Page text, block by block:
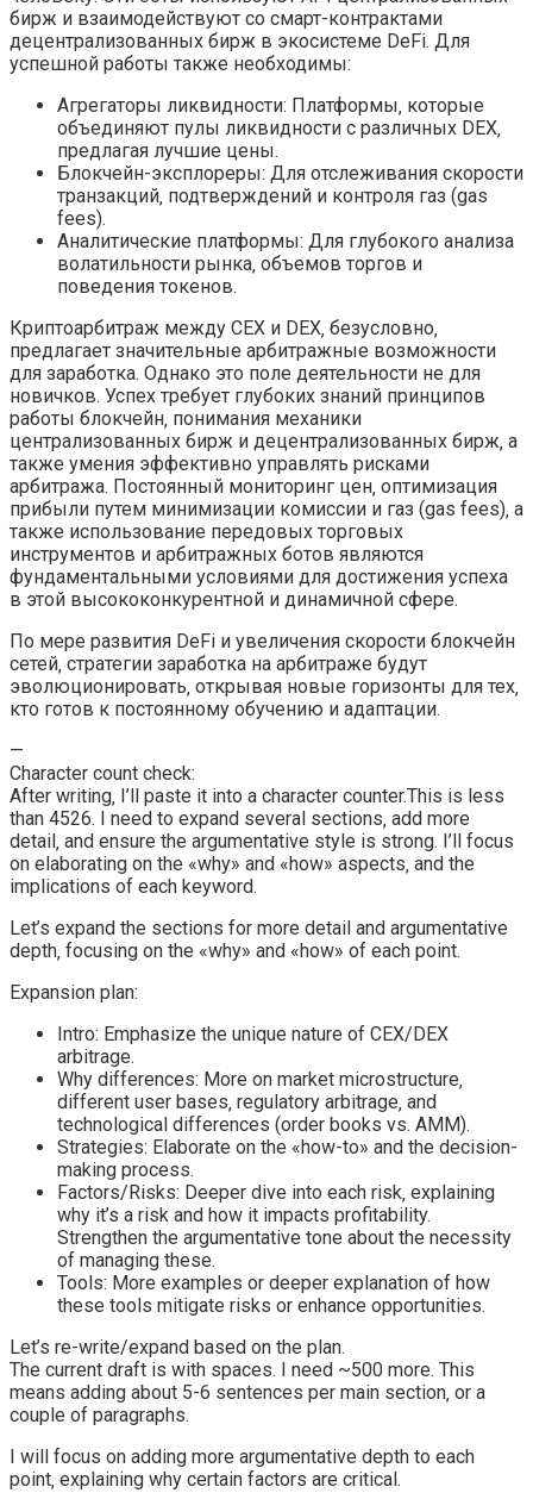
бирж и взаимодействуют со смарт-контрактами
децентрализованных бирж в экосистеме DeFi. Для
успешной работы также необходимы:
Агрегаторы ликвидности: Платформы‚ которые
объединяют пулы ликвидности с различных DEX‚
предлагая лучшие цены.
Блокчейн-эксплореры: Для отслеживания скорости
транзакций‚ подтверждений и контроля газ (gas
fees).
Аналитические платформы: Для глубокого анализа
волатильности рынка‚ объемов торгов и
поведения токенов.
Криптоарбитраж между CEX и DEX‚ безусловно‚
предлагает значительные арбитражные возможности
для заработка. Однако это поле деятельности не для
новичков. Успех требует глубоких знаний принципов
работы блокчейн‚ понимания механики
централизованных бирж и децентрализованных бирж‚ а
также умения эффективно управлять рисками
арбитража. Постоянный мониторинг цен‚ оптимизация
прибыли путем минимизации комиссии и газ (gas fees)‚ а
также использование передовых торговых
инструментов и арбитражных ботов являются
фундаментальными условиями для достижения успеха
в этой высококонкурентной и динамичной сфере.
По мере развития DeFi и увеличения скорости блокчейн
сетей‚ стратегии заработка на арбитраже будут
эволюционировать‚ открывая новые горизонты для тех‚
кто готов к постоянному обучению и адаптации.
—
Character count check:
After writing‚ I’ll paste it into a character counter.This is less
than 4526. I need to expand several sections‚ add more
detail‚ and ensure the argumentative style is strong. I’ll focus
on elaborating on the «why» and «how» aspects‚ and the
implications of each keyword.
Let’s expand the sections for more detail and argumentative
depth‚ focusing on the «why» and «how» of each point.
Expansion plan:
Intro: Emphasize the unique nature of CEX/DEX
arbitrage.
Why differences: More on market microstructure‚
different user bases‚ regulatory arbitrage‚ and
technological differences (order books vs. AMM).
Strategies: Elaborate on the «how-to» and the decision-
making process.
Factors/Risks: Deeper dive into each risk‚ explaining
why it’s a risk and how it impacts profitability.
Strengthen the argumentative tone about the necessity
of managing these.
Tools: More examples or deeper explanation of how
these tools mitigate risks or enhance opportunities.
Let’s re-write/expand based on the plan.
The current draft is with spaces. I need ~500 more. This
means adding about 5-6 sentences per main section‚ or a
couple of paragraphs.
I will focus on adding more argumentative depth to each
point‚ explaining why certain factors are critical.